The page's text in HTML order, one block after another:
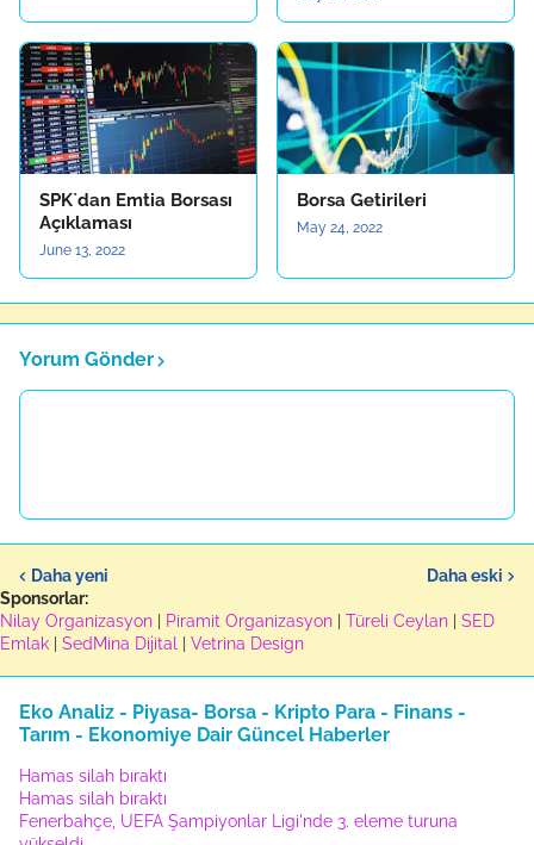
SPK`dan Emtia Borsası
Açıklaması
June 13, 2022
Borsa Getirileri
May 24, 2022
Yorum Gönder
Daha yeni
Daha eski
Sponsorlar:
Nilay Organizasyon
Piramit Organizasyon Türeli Ceylan
SED
Emlak
SedMina Dijital Vetrina Design
Eko Analiz - Piyasa- Borsa - Kripto Para - Finans -
Tarım - Ekonomiye Dair Güncel Haberler
Hamas silah bıraktı
Hamas silah bıraktı
Fenerbahçe, UEFA Şampiyonlar Ligi'nde 3. eleme turuna